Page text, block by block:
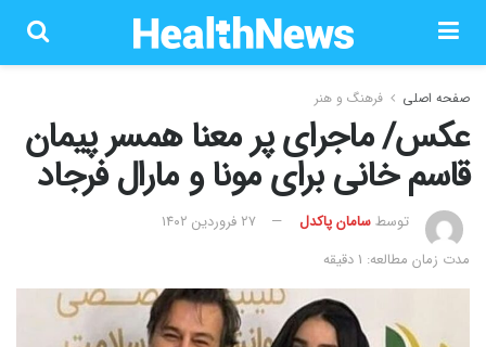
صفحه اصلی فرهنگ و هنر
عکس/ ماجرای پر معنا همسر پیمان
قاسم خانی برای مونا و مارال فرجاد
توسطسامان پاکدل
۲۷ فروردین ۱۴۰۲
مدت زمان مطالعه: 1 دقیقه